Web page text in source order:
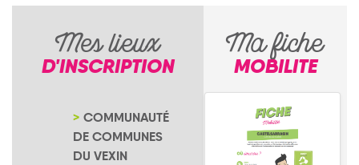
Mes lieux
D'INSCRIPTION
COMMUNAUTÉ
DE COMMUNES
DU VEXIN
Ma fiche
MOBILITE